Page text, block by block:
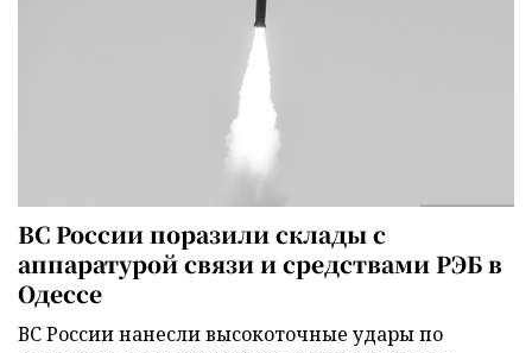
ВС России поразили склады с
аппаратурой связи и средствами РЭБ в
Одессе
ВС России нанесли высокоточные удары по